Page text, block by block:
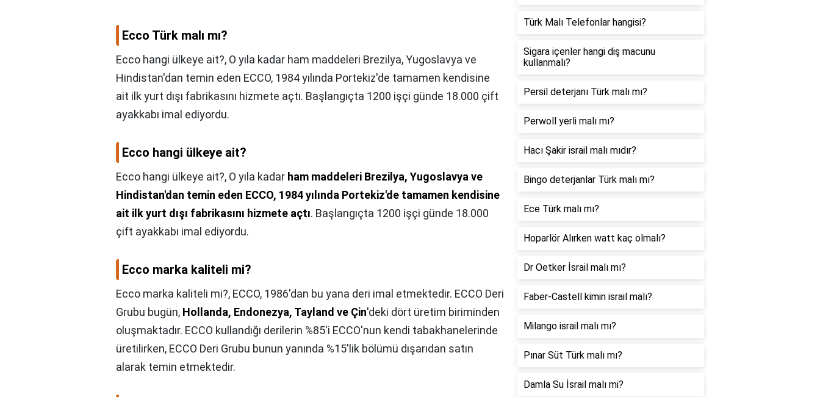
Ecco Türk malı mı?
Ecco hangi ülkeye ait?, O yıla kadar ham maddeleri Brezilya, Yugoslavya ve
Hindistan'dan temin eden ECCO, 1984 yılında Portekiz'de tamamen kendisine
ait ilk yurt dışı fabrikasını hizmete açtı. Başlangıçta 1200 işçi günde 18.000 çift
ayakkabı imal ediyordu.
Ecco hangi ülkeye ait?
Ecco hangi ülkeye ait?, O yıla kadar ham maddeleri Brezilya, Yugoslavya ve
Hindistan'dan temin eden ECCO, 1984 yılında Portekiz'de tamamen kendisine
ait ilk yurt dışı fabrikasını hizmete açtı. Başlangıçta 1200 işçi günde 18.000
çift ayakkabı imal ediyordu.
Ecco marka kaliteli mi?
Ecco marka kaliteli mi?, ECCO, 1986'dan bu yana deri imal etmektedir. ECCO Deri
Grubu bugün, Hollanda, Endonezya, Tayland ve Çin'deki dört üretim biriminden
oluşmaktadır. ECCO kullandığı derilerin %85'i ECCO'nun kendi tabakhanelerinde
üretilirken, ECCO Deri Grubu bunun yanında %15'lik bölümü dışarıdan satın
alarak temin etmektedir.
Türk Malı Telefonlar hangisi?
Sigara içenler hangi diş macunu
kullanmalı?
Persil deterjanı Türk malı mı?
Perwoll yerli malı mı?
Hacı Şakir israil malı mıdır?
Bingo deterjanlar Türk malı mı?
Ece Türk malı mı?
Hoparlör Alırken watt kaç olmalı?
Dr Oetker İsrail malı mı?
Faber-Castell kimin israil malı?
Milango israil malı mı?
Pınar Süt Türk malı mı?
Damla Su İsrail malı mi?